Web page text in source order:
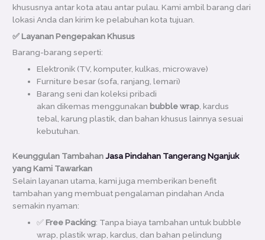
khususnya antar kota atau antar pulau. Kami ambil barang dari
lokasi Anda dan kirim ke pelabuhan kota tujuan.
✅ Layanan Pengepakan Khusus
Barang-barang seperti:
Elektronik (TV, komputer, kulkas, microwave)
Furniture besar (sofa, ranjang, lemari)
Barang seni dan koleksi pribadi
akan dikemas menggunakan bubble wrap, kardus
tebal, karung plastik, dan bahan khusus lainnya sesuai
kebutuhan.
Keunggulan TambahanJasa Pindahan Tangerang Nganjuk
yang Kami Tawarkan
Selain layanan utama, kami juga memberikan benefit
tambahan yang membuat pengalaman pindahan Anda
semakin nyaman:
✅Free Packing: Tanpa biaya tambahan untuk bubble
wrap, plastik wrap, kardus, dan bahan pelindung